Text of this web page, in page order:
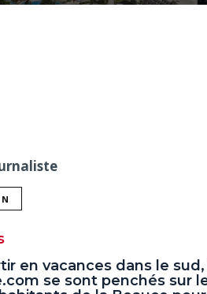
en vacances dans le
se sont penchés sur